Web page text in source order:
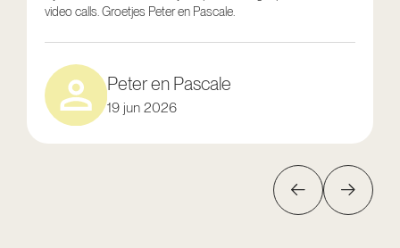
video calls. Groetjes Peter en Pascale.
Peter en Pascale
19 jun 2026